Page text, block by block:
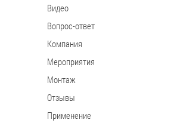
Видео
Вопрос-ответ
Компания
Мероприятия
Монтаж
Отзывы
Применение